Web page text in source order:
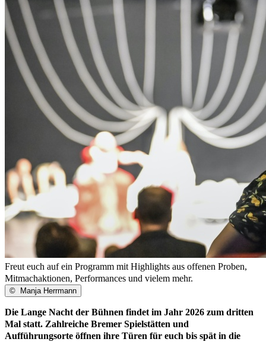
Freut euch auf ein Programm mit Highlights aus offenen Proben,
Mitmachaktionen, Performances und vielem mehr.
© Manja Herrmann
Die Lange Nacht der Bühnen findet im Jahr 2026 zum dritten
Mal statt. Zahlreiche Bremer Spielstätten und
Aufführungsorte öffnen ihre Türen für euch bis spät in die